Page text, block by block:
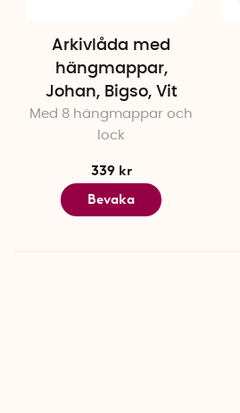
Arkivlåda med
hängmappar,
Johan, Bigso, Vit
Med 8 hängmappar och
lock
339 kr
Bevaka